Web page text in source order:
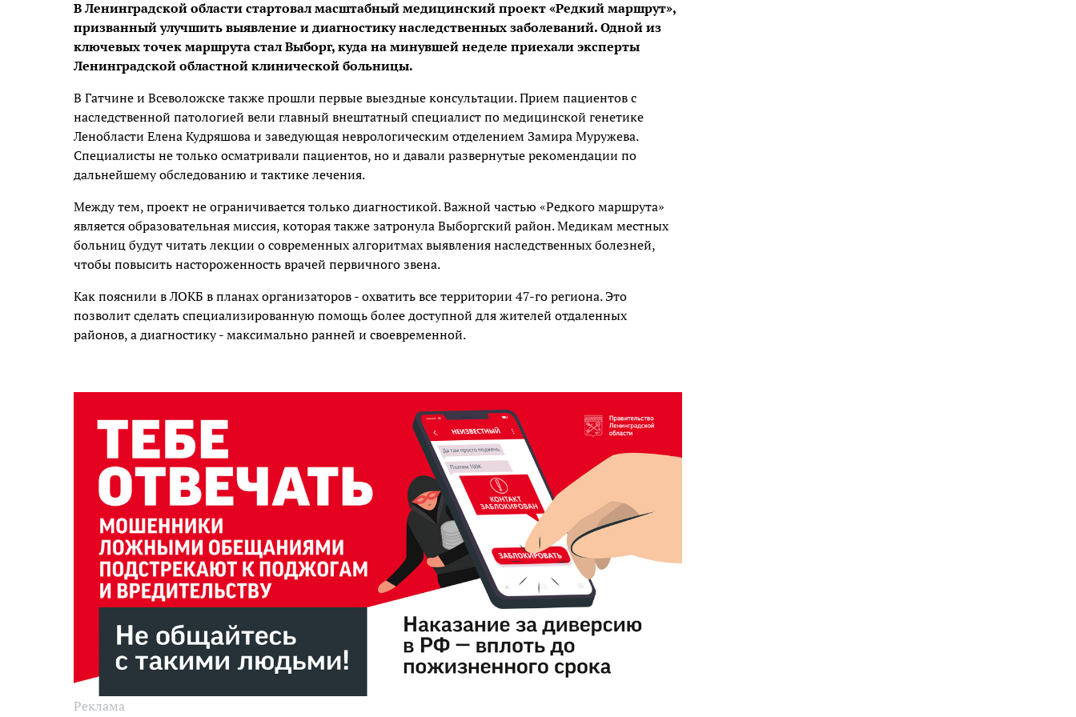
В Ленинградской области стартовал масштабный медицинский проект «Редкий маршрут»,
призванный улучшить выявление и диагностику наследственных заболеваний. Одной из
ключевых точек маршрута стал Выборг, куда на минувшей неделе приехали эксперты
Ленинградской областной клинической больницы.
В Гатчине и Всеволожске также прошли первые выездные консультации. Прием пациентов с
наследственной патологией вели главный внештатный специалист по медицинской генетике
Ленобласти Елена Кудряшова и заведующая неврологическим отделением Замира Муружева.
Специалисты не только осматривали пациентов, но и давали развернутые рекомендации по
дальнейшему обследованию и тактике лечения.
Между тем, проект не ограничивается только диагностикой. Важной частью «Редкого маршрута»
является образовательная миссия, которая также затронула Выборгский район. Медикам местных
больниц будут читать лекции о современных алгоритмах выявления наследственных болезней,
чтобы повысить настороженность врачей первичного звена.
Как пояснили в ЛОКБ в планах организаторов - охватить все территории 47-го региона. Это
позволит сделать специализированную помощь более доступной для жителей отдаленных
районов, а диагностику - максимально ранней и своевременной.
Реклама